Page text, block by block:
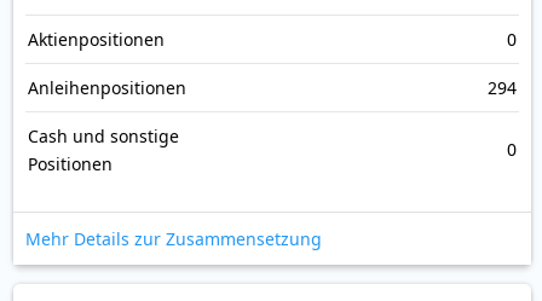
Aktienpositionen 0
Anleihenpositionen 294
Cash und sonstige
Positionen
0
Mehr Details zur Zusammensetzung